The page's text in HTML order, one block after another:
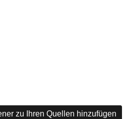
zu Ihren Quellen hinzufügen